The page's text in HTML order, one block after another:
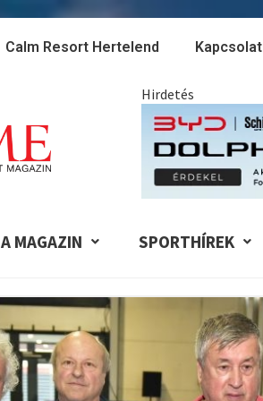
Calm Resort Hertelend Kapcsolat
Hirdetés
A MAGAZIN SPORTHÍREK